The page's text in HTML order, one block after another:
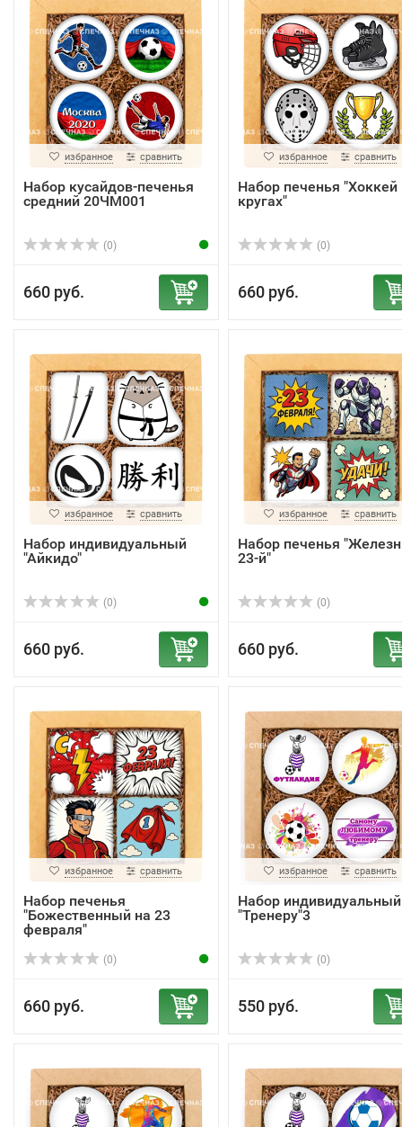
избранное сравнить
Набор кусайдов-печенья
средний 20ЧМ001
(0)
660 руб.
избранное сравнить
Набор печенья "Хоккей
кругах"
(0)
660 руб.
избранное сравнить
Набор индивидуальный
"Айкидо"
(0)
660 руб.
избранное сравнить
Набор печенья
23-й"
(0)
660 руб.
избранное сравнить
Набор печенья
"Божественный на 23
февраля"
(0)
660 руб.
избранное сравнить
Набор индивидуальный
"Тренеру"3
(0)
550 руб.